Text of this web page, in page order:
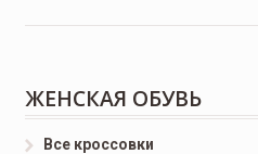
ЖЕНСКАЯ ОБУВЬ
Все кроссовки